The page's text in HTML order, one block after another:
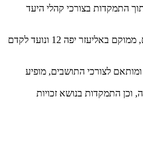
התמקדות בצורכי קהלי היעד
עיריית רעננה ממשיכה לפעול לרווחת התושבים במכלול תחומי החיים, ומשיקה בימים אלו מרכז חדש ייעודי בנושא תעסוקה: "שבילים לתעסוקה". המרכז, בהובלת האגף לשירותים חברתיים, ממוקם באליעזר יפה 12 ונועד לקדם
לצורכי התושבים, מופיע
וכן התמקדות בנושא זכויות